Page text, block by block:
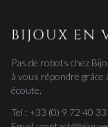
BIJOUX EN
Pas de robots chez
à vous répondre
écoute.
Tel : +33 (0) 9 72 40 33